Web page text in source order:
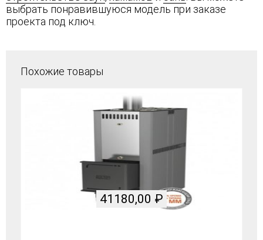
выбрать понравившуюся модель при заказе
проекта под ключ.
Похожие товары
41180,00 ₽